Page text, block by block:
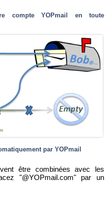
compte YOPmail en toute
par YOPmail
être combinées avec les
"@YOPmail.com" par un